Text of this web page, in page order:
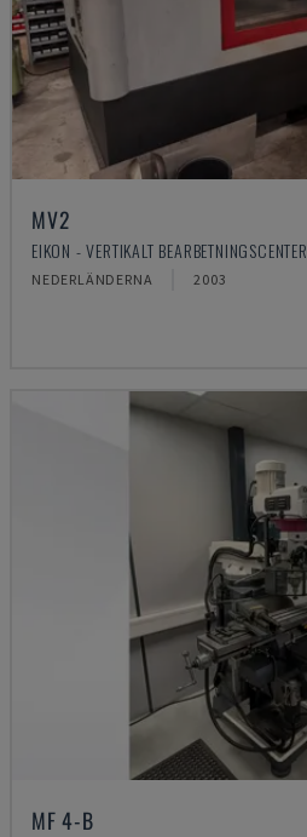
MV2
EIKON - VERTIKALT BEARBETNINGSCENTER
NEDERLÄNDERNA 2003
MF 4-B